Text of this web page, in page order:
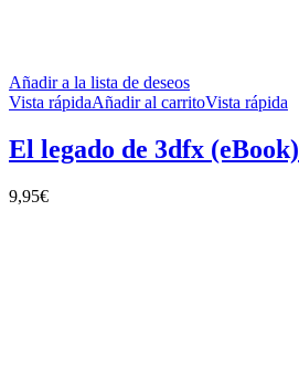
Añadir a la lista de deseos
Vista rápidaAñadir al carritoVista rápida
El legado de 3dfx (eBook)
9,95€